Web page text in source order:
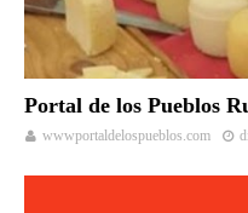
Portal de los Pueblos
wwwportaldelospueblos.com